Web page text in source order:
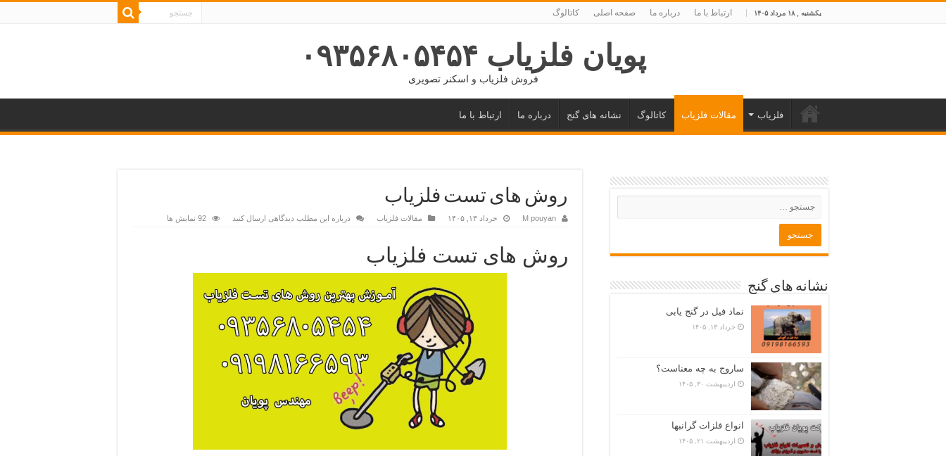
یکشنبه , ۱۸ مرداد ۱۴۰۵ ارتباط با ما درباره ما صفحه اصلی کاتالوگ
پویان فلزیاب ۰۹۳۵۶۸۰۵۴۵۴
فروش فلزیاب و اسکنر تصویری
فلزیاب مقالات فلزیاب کاتالوگ نشانه های گنج درباره ما ارتباط با ما
روش های تست فلزیاب
M pouyan خرداد ۱۳, ۱۴۰۵ مقالات فلزیاب درباره این مطلب دیدگاهی ارسال کنید 92 نمایش ها
روش های تست فلزیاب
نشانه های گنج
نماد فیل در گنج یابی
خرداد ۱۳, ۱۴۰۵
ساروج به چه معناست؟
اردیبهشت ۳۰, ۱۴۰۵
انواع فلزات گرانبها
اردیبهشت ۲۱, ۱۴۰۵